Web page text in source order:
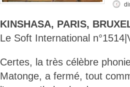
KINSHASA, PARIS,
Le Soft International
Certes, la très célèbre
Matonge, a fermé, tout